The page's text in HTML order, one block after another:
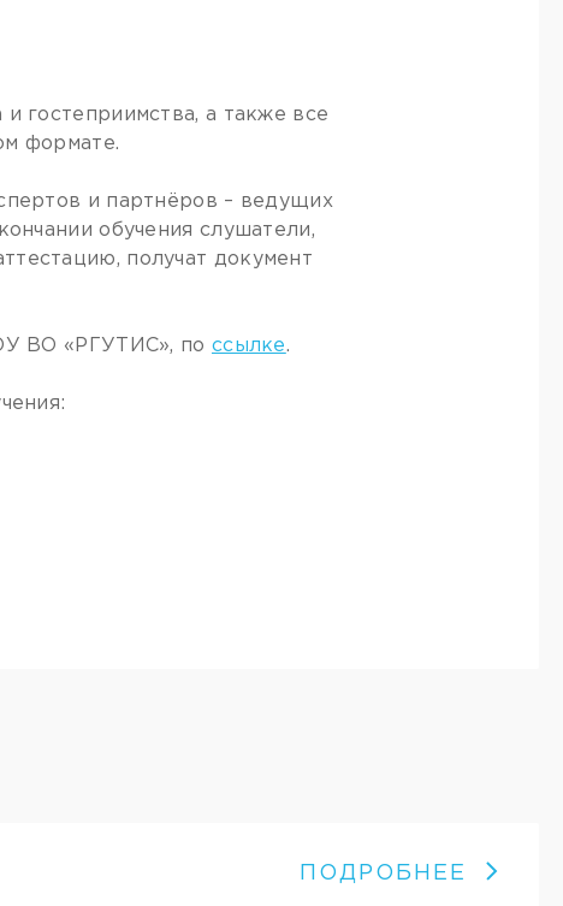
гостеприимства, а также все
формате.
и партнёров – ведущих
обучения слушатели,
получат документ
ВО «РГУТИС», по ссылке.
ПОДРОБНЕЕ